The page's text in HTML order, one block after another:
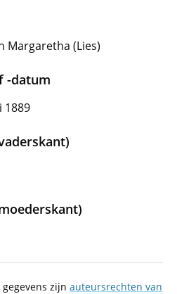
Margaretha (Lies)
-datum
1889
zijn auteursrechten van